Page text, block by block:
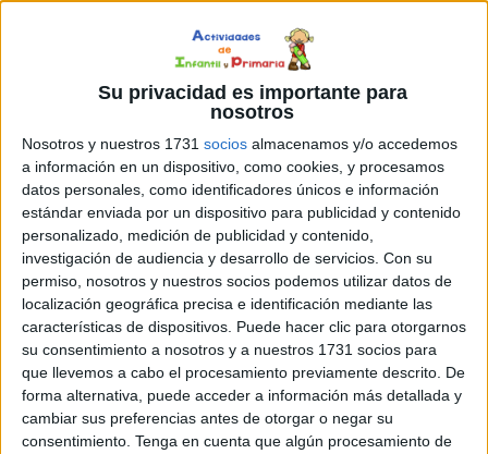
Su privacidad es importante para
nosotros
Nosotros y nuestros 1731 socios almacenamos y/o accedemos
a información en un dispositivo, como cookies, y procesamos
datos personales, como identificadores únicos e información
estándar enviada por un dispositivo para publicidad y contenido
personalizado, medición de publicidad y contenido,
investigación de audiencia y desarrollo de servicios. Con su
permiso, nosotros y nuestros socios podemos utilizar datos de
localización geográfica precisa e identificación mediante las
características de dispositivos. Puede hacer clic para otorgarnos
su consentimiento a nosotros y a nuestros 1731 socios para
que llevemos a cabo el procesamiento previamente descrito. De
forma alternativa, puede acceder a información más detallada y
cambiar sus preferencias antes de otorgar o negar su
consentimiento. Tenga en cuenta que algún procesamiento de
creativa paz (2)
Pulsa sobre el enlace para descargar el